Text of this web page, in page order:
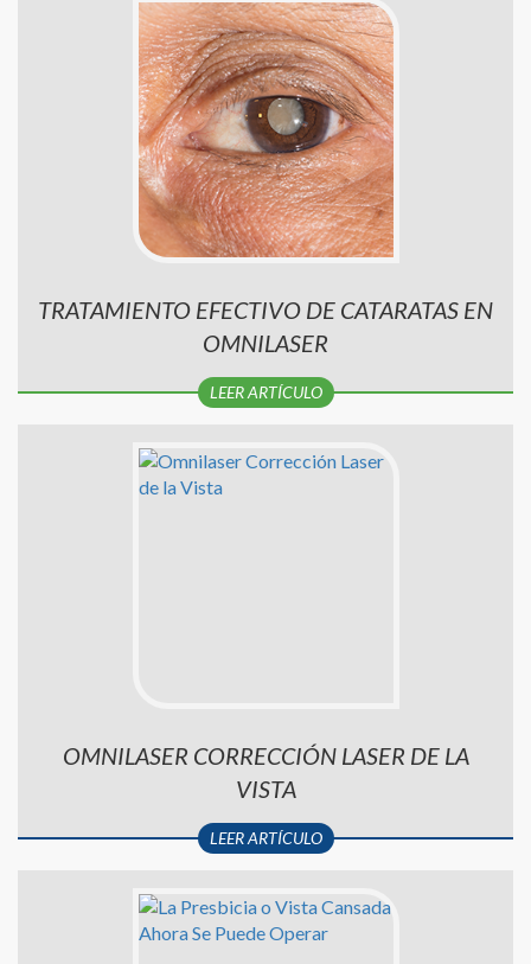
TRATAMIENTO EFECTIVO DE CATARATAS EN
OMNILASER
LEER ARTÍCULO
OMNILASER CORRECCIÓN LASER DE LA
VISTA
LEER ARTÍCULO